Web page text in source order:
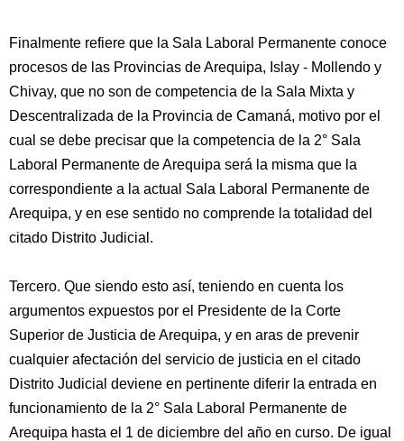
Finalmente refiere que la Sala Laboral Permanente conoce
procesos de las Provincias de Arequipa, Islay - Mollendo y
Chivay, que no son de competencia de la Sala Mixta y
Descentralizada de la Provincia de Camaná, motivo por el
cual se debe precisar que la competencia de la 2° Sala
Laboral Permanente de Arequipa será la misma que la
correspondiente a la actual Sala Laboral Permanente de
Arequipa, y en ese sentido no comprende la totalidad del
citado Distrito Judicial.
Tercero. Que siendo esto así, teniendo en cuenta los
argumentos expuestos por el Presidente de la Corte
Superior de Justicia de Arequipa, y en aras de prevenir
cualquier afectación del servicio de justicia en el citado
Distrito Judicial deviene en pertinente diferir la entrada en
funcionamiento de la 2° Sala Laboral Permanente de
Arequipa hasta el 1 de diciembre del año en curso. De igual